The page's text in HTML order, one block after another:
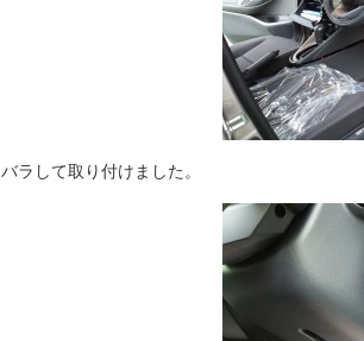
バラして取り付けました。